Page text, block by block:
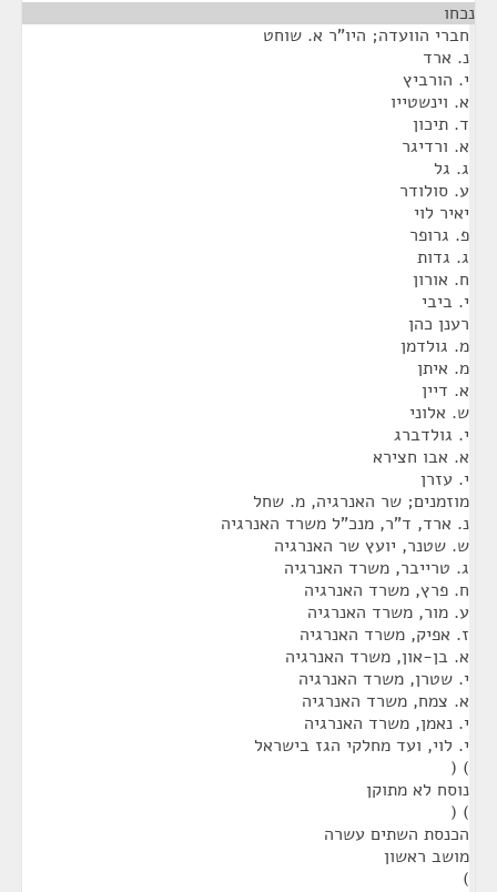
נכחו
חברי הוועדה; היו"ר א. שוחט
נ. ארד
י. הורביץ
א. וינשטייו
ד. תיכון
א. ורדיגר
ג. גל
ע. סולודר
יאיר לוי
פ. גרופר
ג. גדות
ח. אורון
י. ביבי
רענן כהן
מ. גולדמן
מ. איתן
א. דיין
ש. אלוני
י. גולדברג
א. אבו חצירא
י. עזרן
מוזמנים; שר האנרגיה, מ. שחל
נ. ארד, ד"ר, מנכ"ל משרד האנרגיה
ש. שטנר, יועץ שר האנרגיה
ג. טרייבר, משרד האנרגיה
ח. פרץ, משרד האנרגיה
ע. מור, משרד האנרגיה
ז. אפיק, משרד האנרגיה
א. בן-און, משרד האנרגיה
י. שטרן, משרד האנרגיה
א. צמח, משרד האנרגיה
י. נאמן, משרד האנרגיה
י. לוי, ועד מחלקי הגז בישראל
) (
נוסח לא מתוקן
) (
הכנסת השתים עשרה
מושב ראשון
)